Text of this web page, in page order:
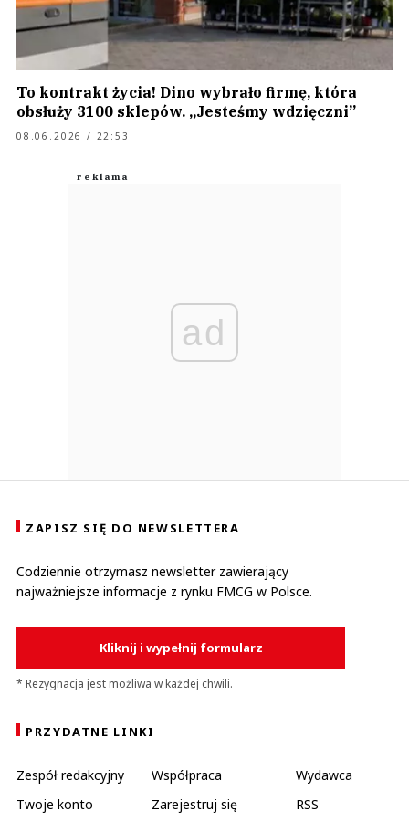
To kontrakt życia! Dino wybrało firmę, która
obsłuży 3100 sklepów. „Jesteśmy wdzięczni”
08.06.2026 / 22:53
ad
ZAPISZ SIĘ DO NEWSLETTERA
Codziennie otrzymasz newsletter zawierający
najważniejsze informacje z rynku FMCG w Polsce.
Kliknij i wypełnij formularz
* Rezygnacja jest możliwa w każdej chwili.
PRZYDATNE LINKI
Zespół redakcyjny Współpraca
Wydawca
Twoje konto
Zarejestruj się
RSS